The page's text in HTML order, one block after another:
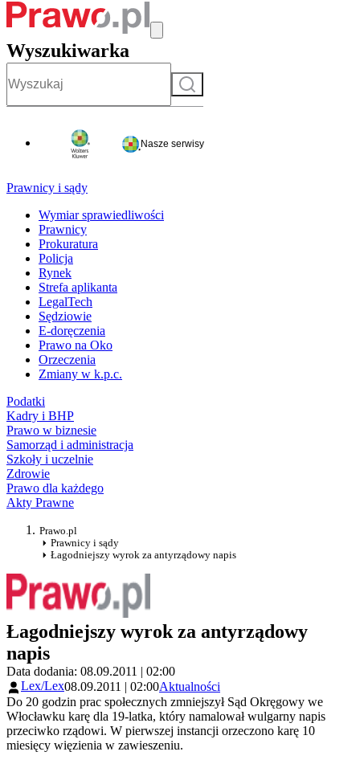
Wyszukiwarka
Szukaj
Nasze serwisy
Prawnicy i sądy
Wymiar sprawiedliwości
Prawnicy
Prokuratura
Policja
Rynek
Strefa aplikanta
LegalTech
Sędziowie
E-doręczenia
Prawo na Oko
Orzeczenia
Zmiany w k.p.c.
Podatki
Kadry i BHP
Prawo w biznesie
Samorząd i administracja
Szkoły i uczelnie
Zdrowie
Prawo dla każdego
Akty Prawne
Prawo.pl
Prawnicy i sądy
Łagodniejszy wyrok za antyrządowy napis
Łagodniejszy wyrok za antyrządowy
napis
Data dodania: 08.09.2011 | 02:00
Lex/Lex08.09.2011 | 02:00Aktualności
Do 20 godzin prac społecznych zmniejszył Sąd Okręgowy we
Włocławku karę dla 19-latka, który namalował wulgarny napis
przeciwko rządowi. W pierwszej instancji orzeczono karę 10
miesięcy więzienia w zawieszeniu.